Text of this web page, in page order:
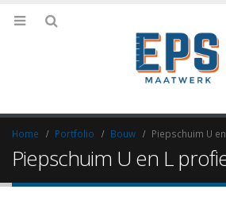
Home Portfolio Bouw Piepschuim U
Piepschuim U en L